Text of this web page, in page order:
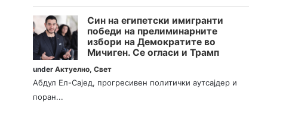
Син на египетски имигранти
победи на прелиминарните
избори на Демократите во
Мичиген. Се огласи и Трамп
underАктуелно,Свет
Абдул Ел-Сајед, прогресивен политички аутсајдер и
поран...